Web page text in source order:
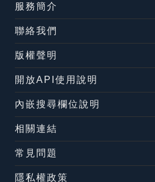
服務簡介
聯絡我們
版權聲明
開放API使用說明
內嵌搜尋欄位說明
相關連結
常見問題
隱私權政策